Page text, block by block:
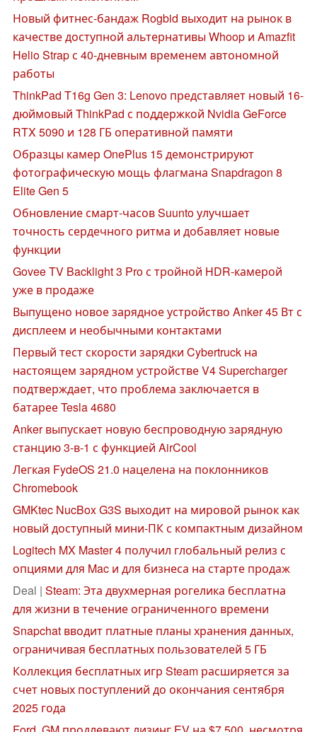
Новый фитнес-бандаж Rogbid выходит на рынок в
качестве доступной альтернативы Whoop и Amazfit
Helio Strap с 40-дневным временем автономной
работы
ThinkPad T16g Gen 3: Lenovo представляет новый 16-
дюймовый ThinkPad с поддержкой Nvidia GeForce
RTX 5090 и 128 ГБ оперативной памяти
Образцы камер OnePlus 15 демонстрируют
фотографическую мощь флагмана Snapdragon 8
Elite Gen 5
Обновление смарт-часов Suunto улучшает
точность сердечного ритма и добавляет новые
функции
Govee TV Backlight 3 Pro с тройной HDR-камерой
уже в продаже
Выпущено новое зарядное устройство Anker 45 Вт с
дисплеем и необычными контактами
Первый тест скорости зарядки Cybertruck на
настоящем зарядном устройстве V4 Supercharger
подтверждает, что проблема заключается в
батарее Tesla 4680
Anker выпускает новую беспроводную зарядную
станцию 3-в-1 с функцией AirCool
Легкая FydeOS 21.0 нацелена на поклонников
Chromebook
GMKtec NucBox G3S выходит на мировой рынок как
новый доступный мини-ПК с компактным дизайном
Logitech MX Master 4 получил глобальный релиз с
опциями для Mac и для бизнеса на старте продаж
Deal | Steam: Эта двухмерная рогелика бесплатна
для жизни в течение ограниченного времени
Snapchat вводит платные планы хранения данных,
ограничивая бесплатных пользователей 5 ГБ
Коллекция бесплатных игр Steam расширяется за
счет новых поступлений до окончания сентября
2025 года